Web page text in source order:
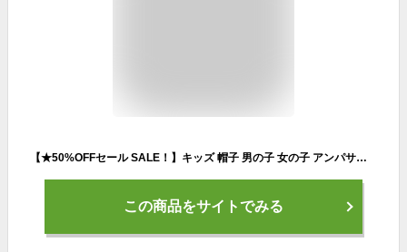
【★50%OFFセール SALE！】キッズ 帽子 男の子 女の子 アンパサンド（ampersand）ワンポイントメッシュCAP 接触冷感 48cm-58cm | 子供 こども こども服 男児 ベビー キッズ ジュニア 帽子 キャップ 日よけ 日焼け防止 紫外線 熱中症対策 子供服 夏 48 50 52 54 56 58
この商品をサイトでみる